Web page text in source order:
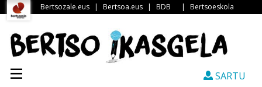
Bertsozale.eus | Bertsoa.eus | BDB | Bertsoeskola
SARTU